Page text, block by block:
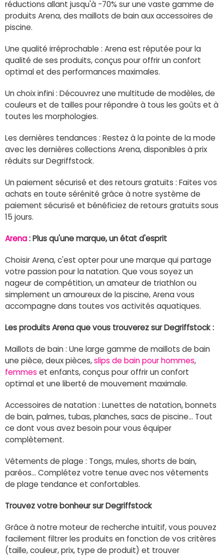
réductions allant jusqu'à -70% sur une vaste gamme de
produits Arena, des maillots de bain aux accessoires de
piscine.
Une qualité irréprochable : Arena est réputée pour la
qualité de ses produits, conçus pour offrir un confort
optimal et des performances maximales.
Un choix infini : Découvrez une multitude de modèles, de
couleurs et de tailles pour répondre à tous les goûts et à
toutes les morphologies.
Les dernières tendances : Restez à la pointe de la mode
avec les dernières collections Arena, disponibles à prix
réduits sur Degriffstock.
Un paiement sécurisé et des retours gratuits : Faites vos
achats en toute sérénité grâce à notre système de
paiement sécurisé et bénéficiez de retours gratuits sous
15 jours.
Arena: Plus qu'une marque, un état d'esprit
Choisir Arena, c'est opter pour une marque qui partage
votre passion pour la natation. Que vous soyez un
nageur de compétition, un amateur de triathlon ou
simplement un amoureux de la piscine, Arena vous
accompagne dans toutes vos activités aquatiques.
Les produits Arena que vous trouverez sur Degriffstock :
Maillots de bain : Une large gamme de maillots de bain
une pièce, deux pièces,slips de bain pour hommes,
femmes et enfants, conçus pour offrir un confort
optimal et une liberté de mouvement maximale.
Accessoires de natation : Lunettes de natation, bonnets
de bain, palmes, tubas, planches, sacs de piscine... Tout
ce dont vous avez besoin pour vous équiper
complètement.
Vêtements de plage : Tongs, mules, shorts de bain,
paréos... Complétez votre tenue avec nos vêtements
de plage tendance et confortables.
Trouvez votre bonheur sur Degriffstock
Grâce à notre moteur de recherche intuitif, vous pouvez
facilement filtrer les produits en fonction de vos critères
(taille, couleur, prix, type de produit) et trouver